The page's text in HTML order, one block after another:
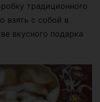
традиционного
взять с собой в
вкусного подарка